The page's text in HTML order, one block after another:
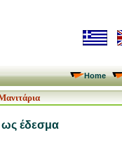
Home
ως έδεσμα